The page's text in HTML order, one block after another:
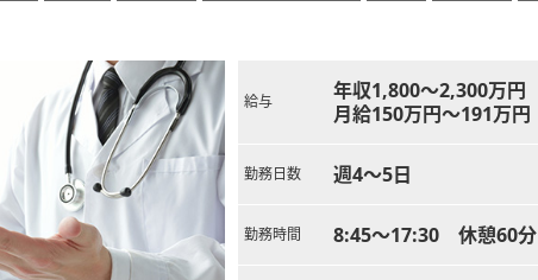
給与
年収1,800～2,300万円
月給150万円～191万円
勤務日数 週4～5日
勤務時間 8:45～17:30 休憩60分